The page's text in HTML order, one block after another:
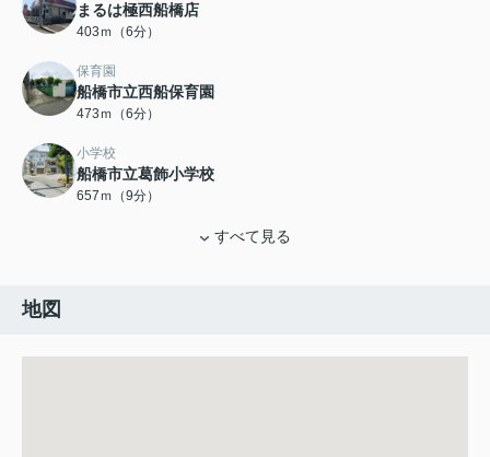
まるは極西船橋店
403ｍ（6分）
保育園
船橋市立西船保育園
473ｍ（6分）
小学校
船橋市立葛飾小学校
657ｍ（9分）
すべて見る
地図